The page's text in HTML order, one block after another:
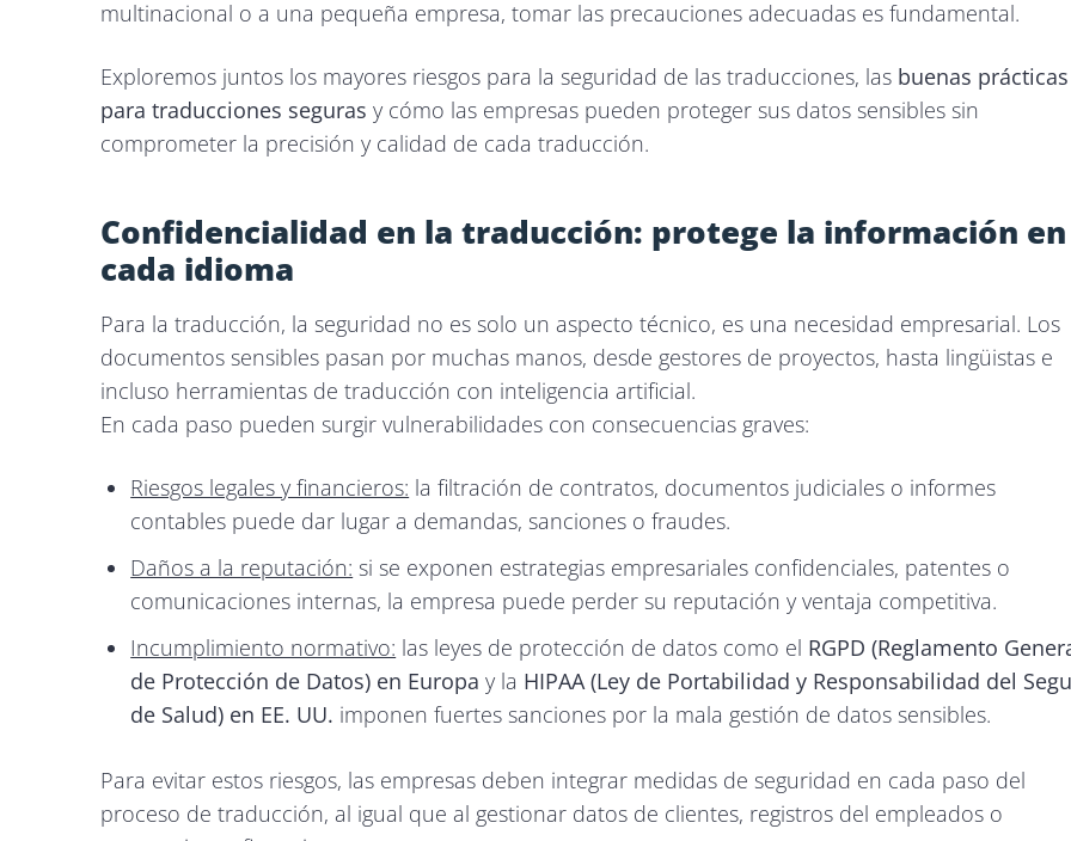
multinacional o a una pequeña empresa, tomar las precauciones adecuadas es fundamental.
Exploremos juntos los mayores riesgos para la seguridad de las traducciones, las buenas prácticas
para traducciones seguras y cómo las empresas pueden proteger sus datos sensibles sin
comprometer la precisión y calidad de cada traducción.
Confidencialidad en la traducción: protege la información en
cada idioma
Para la traducción, la seguridad no es solo un aspecto técnico, es una necesidad empresarial. Los
documentos sensibles pasan por muchas manos, desde gestores de proyectos, hasta lingüistas e
incluso herramientas de traducción con inteligencia artificial.
En cada paso pueden surgir vulnerabilidades con consecuencias graves:
Riesgos legales y financieros: la filtración de contratos, documentos judiciales o informes
contables puede dar lugar a demandas, sanciones o fraudes.
Daños a la reputación: si se exponen estrategias empresariales confidenciales, patentes o
comunicaciones internas, la empresa puede perder su reputación y ventaja competitiva.
Incumplimiento normativo: las leyes de protección de datos como el RGPD (Reglamento
de Protección de Datos) en Europa y la HIPAA (Ley de Portabilidad y Responsabilidad del
de Salud) en EE. UU. imponen fuertes sanciones por la mala gestión de datos sensibles.
Para evitar estos riesgos, las empresas deben integrar medidas de seguridad en cada paso del
proceso de traducción, al igual que al gestionar datos de clientes, registros del empleados o